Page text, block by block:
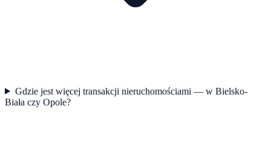
Gdzie jest więcej transakcji nieruchomościami — w Bielsko-
Biała czy Opole?